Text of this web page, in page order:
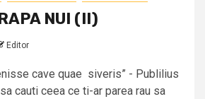
NUI (II)
Editor
cave quae siveris” - Publilius
cauti ceea ce ti-ar parea rau sa